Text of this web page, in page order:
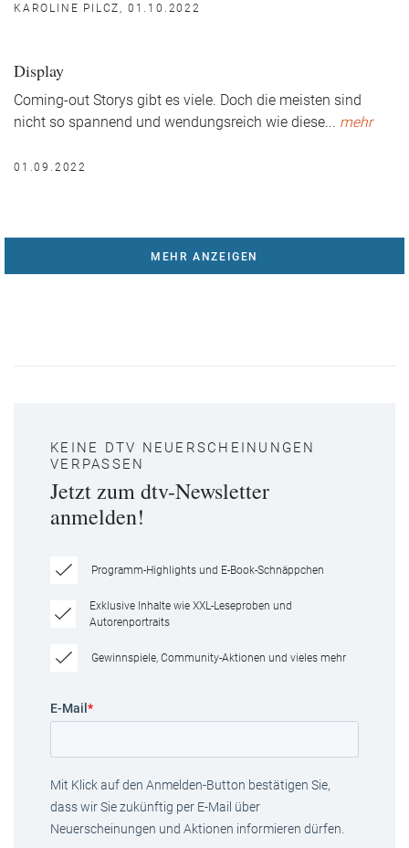
KAROLINE PILCZ, 01.10.2022
Display
Coming-out Storys gibt es viele. Doch die meisten sind
nicht so spannend und wendungsreich wie diese... mehr
01.09.2022
MEHR ANZEIGEN
KEINE DTV NEUERSCHEINUNGEN
VERPASSEN
Jetzt zum dtv-Newsletter
anmelden!
Programm-Highlights und E-Book-Schnäppchen
Exklusive Inhalte wie XXL-Leseproben und
Autorenportraits
Gewinnspiele, Community-Aktionen und vieles mehr
E-Mail *
Mit Klick auf den Anmelden-Button bestätigen Sie,
dass wir Sie zukünftig per E-Mail über
Neuerscheinungen und Aktionen informieren dürfen.